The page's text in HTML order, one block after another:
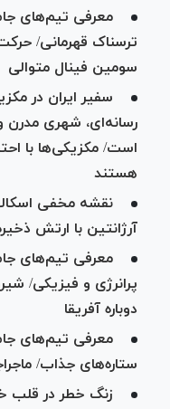
ترسناک قهرمانی/
سومین فینال متوالی
سفیر ایران در
رسانه‌ای، شهری مدرن
است/ مکزیکی‌ها با
هستند
نقشه مخفی
آرژانتین با ارتش
پرانرژی و فیزیکی/
دوباره آفریقا
ستاره‌های جذاب/
زنگ خطر در قلب